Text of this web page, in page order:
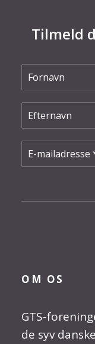
Tilmeld
OM OS
GTS-
de syv